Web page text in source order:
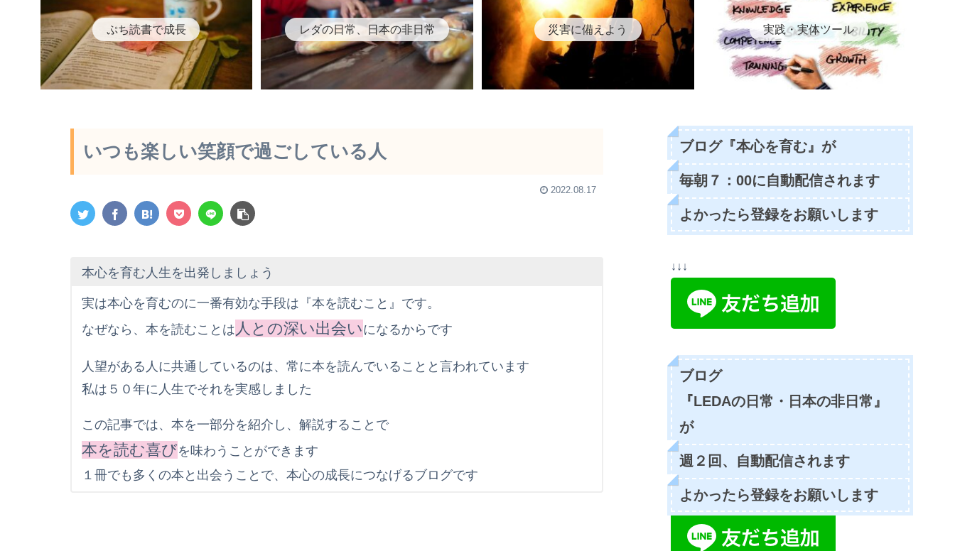
ぷち読書で成長 レダの日常、日本の非日常 災害に備えよう 実践・実体ツール
いつも楽しい笑顔で過ごしている人
2022.08.17
本心を育む人生を出発しましょう
実は本心を育むのに一番有効な手段は『本を読むこと』です。
なぜなら、本を読むことは 人との深い出会いになるからです
人望がある人に共通しているのは、常に本を読んでいることと言われています
私は５０年に人生でそれを実感しました
この記事では、本を一部分を紹介し、解説することで
本を読む喜びを味わうことができます
１冊でも多くの本と出会うことで、本心の成長につなげるブログです
ブログ『本心を育む』が
毎朝７：00に自動配信されます
よかったら登録をお願いします
↓↓↓
ブログ
『LEDAの日常・日本の非日常』
が
週２回、自動配信されます
よかったら登録をお願いします